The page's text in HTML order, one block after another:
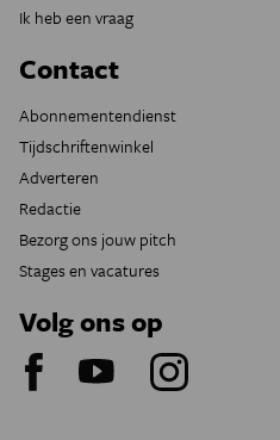
Ik heb een vraag
Contact
Abonnementendienst
Tijdschriftenwinkel
Adverteren
Redactie
Bezorg ons jouw pitch
Stages en vacatures
Volg ons op